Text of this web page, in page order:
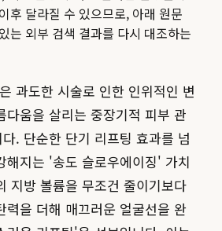
후 달라질 수 있으므로, 아래 원문
는 외부 검색 결과를 다시 대조하는
과도한 시술로 인한 인위적인 변
다움을 살리는 중장기적 피부 관
. 단순한 단기 리프팅 효과를 넘
해지는 '송도 슬로우에이징' 가치
지방 볼륨을 무조건 줄이기보다
력을 더해 매끄러운 얼굴선을 완